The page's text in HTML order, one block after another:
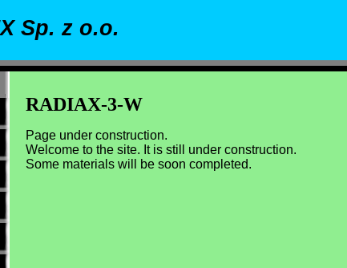
Sp. z o.o.
RADIAX-3-W
Page under construction.
Welcome to the site. It is still under construction.
Some materials will be soon completed.